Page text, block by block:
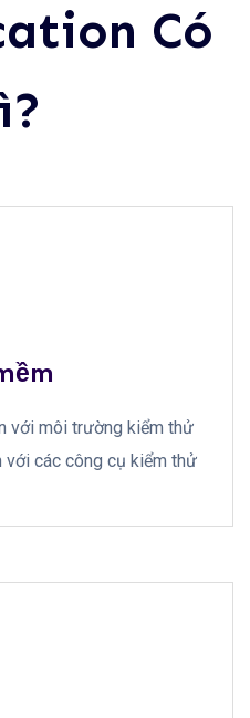
Có
với môi trường kiểm thử
với các công cụ kiểm thử